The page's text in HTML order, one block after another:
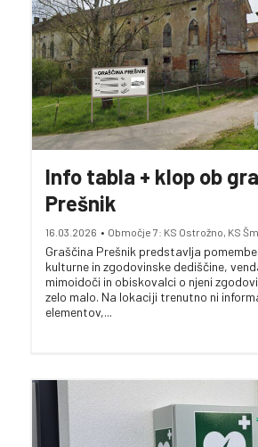
Info tabla + klop ob
Prešnik
16.03.2026 • Območje 7: KS Ostrožno, KS
Graščina Prešnik predstavlja
kulturne in zgodovinske dediščine,
mimoidoči in obiskovalci o njeni
zelo malo. Na lokaciji trenutno ni
elementov,...